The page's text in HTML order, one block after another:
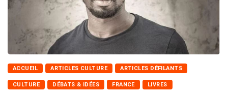
ACCUEIL ARTICLES CULTURE ARTICLES DÉFILANTS
CULTURE DÉBATS & IDÉES FRANCE LIVRES